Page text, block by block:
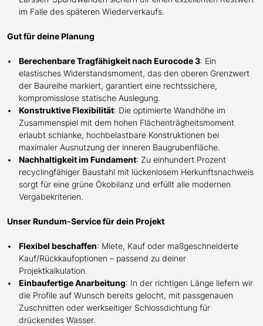
im Falle des späteren Wiederverkaufs.
Gut für deine Planung
Berechenbare Tragfähigkeit nach Eurocode 3: Ein
elastisches Widerstandsmoment, das den oberen Grenzwert
der Baureihe markiert, garantiert eine rechtssichere,
kompromisslose statische Auslegung.
Konstruktive Flexibilität: Die optimierte Wandhöhe im
Zusammenspiel mit dem hohen Flächenträgheitsmoment
erlaubt schlanke, hochbelastbare Konstruktionen bei
maximaler Ausnutzung der inneren Baugrubenfläche.
Nachhaltigkeit im Fundament: Zu einhundert Prozent
recyclingfähiger Baustahl mit lückenlosem Herkunftsnachweis
sorgt für eine grüne Ökobilanz und erfüllt alle modernen
Vergabekriterien.
Unser Rundum-Service für dein Projekt
Flexibel beschaffen: Miete, Kauf oder maßgeschneiderte
Kauf/Rückkaufoptionen – passend zu deiner
Projektkalkulation.
Einbaufertige Anarbeitung: In der richtigen Länge liefern wir
die Profile auf Wunsch bereits gelocht, mit passgenauen
Zuschnitten oder werkseitiger Schlossdichtung für
drückendes Wasser.